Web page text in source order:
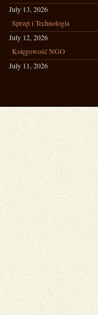
July 13, 2026
Sprzęt i Technologia
July 12, 2026
Księgowość NGO
July 11, 2026